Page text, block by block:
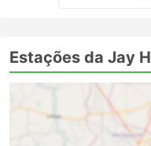
Estações da Jay